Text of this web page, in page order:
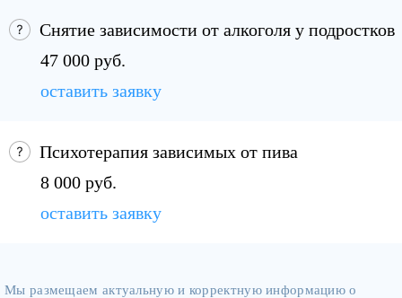
Снятие зависимости от алкоголя у подростков
47 000 руб.
оставить заявку
Психотерапия зависимых от пива
8 000 руб.
оставить заявку
Мы размещаем актуальную и корректную информацию о